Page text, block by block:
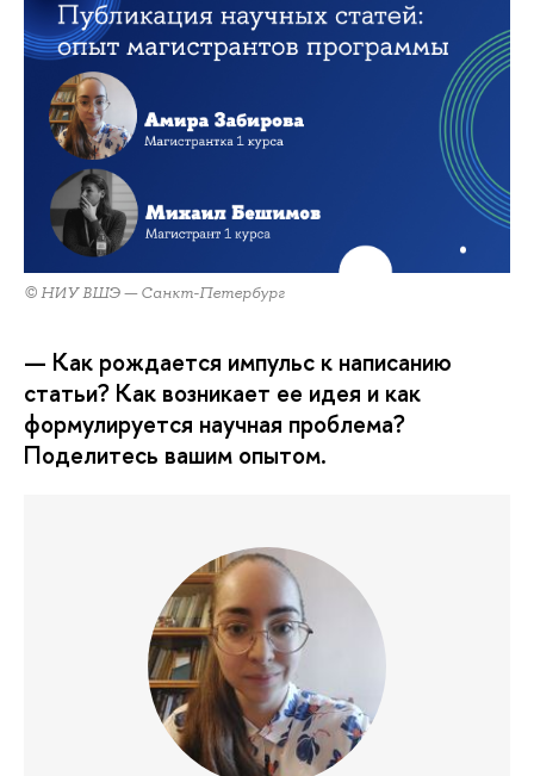
© НИУ ВШЭ — Санкт-Петербург
— Как рождается импульс к написанию
статьи? Как возникает ее идея и как
формулируется научная проблема?
Поделитесь вашим опытом.